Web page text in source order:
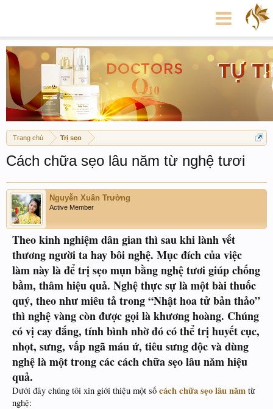
Trang chủ Trị sẹo
Cách chữa sẹo lâu năm từ nghệ tươi
Nguyễn Xuân Trường
Active Member
Theo kinh nghiệm dân gian thì sau khi lành vết
thương người ta hay bôi nghệ. Mục đích của việc
làm này là để trị sẹo mụn bằng nghệ tươi giúp chống
bầm, thâm hiệu quả. Nghệ thực sự là một bài thuốc
quý, theo như miêu tả trong “Nhật hoa tử bản thảo”
thì nghệ vàng còn được gọi là khương hoàng. Chúng
có vị cay đắng, tính bình nhờ đó có thể trị huyết cục,
nhọt, sưng, vấp ngã máu ứ, tiêu sưng độc và dùng
nghệ là một trong các cách chữa sẹo lâu năm hiệu
quả.
Dưới đây chúng tôi xin giới thiệu một số cách chữa sẹo lâu năm từ
nghệ: